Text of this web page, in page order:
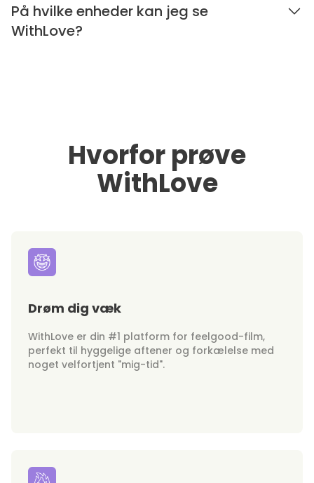
På hvilke enheder kan jeg se
WithLove?
Hvorfor prøve
WithLove
Drøm dig væk
WithLove er din #1 platform for feelgood-film,
perfekt til hyggelige aftener og forkælelse med
noget velfortjent "mig-tid".